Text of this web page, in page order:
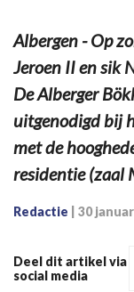
Albergen - Op
Jeroen II en sik
De Alberger
uitgenodigd bij
met de
residentie (zaal
Redactie 30
Deel dit artikel via
social media